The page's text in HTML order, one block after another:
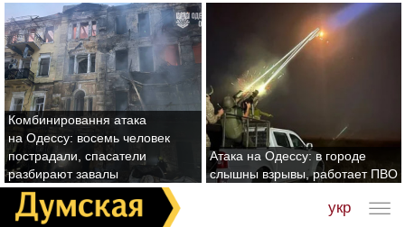
Комбинировання атака
на Одессу: восемь человек
пострадали, спасатели
разбирают завалы
Атака на Одессу: в городе
слышны взрывы, работает ПВО
укр